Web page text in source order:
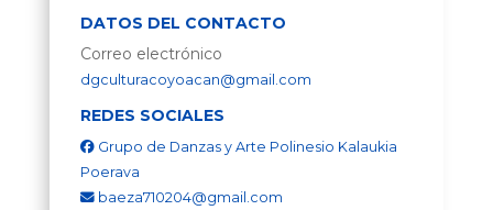
DATOS DEL CONTACTO
Correo electrónico
dgculturacoyoacan@gmail.com
REDES SOCIALES
Grupo de Danzas y Arte Polinesio Kalaukia
Poerava
baeza710204@gmail.com